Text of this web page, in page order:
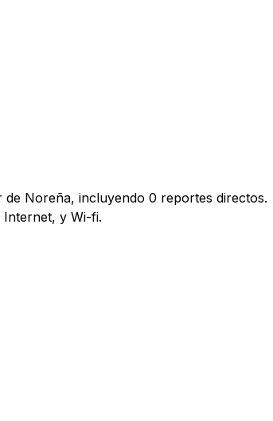
Noreña, incluyendo 0 reportes directos.
Internet, y Wi-fi.